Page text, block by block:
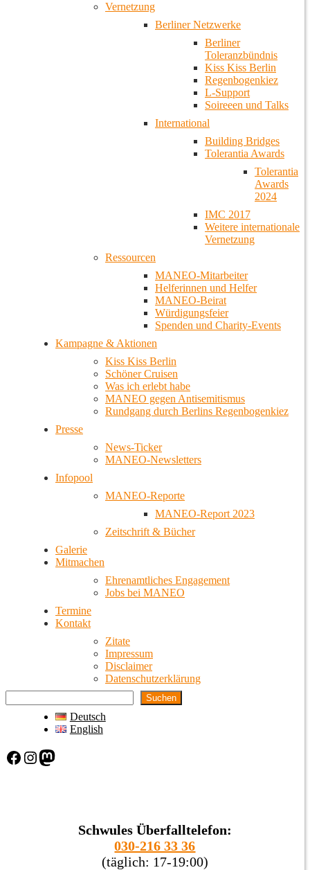
Vernetzung
Berliner Netzwerke
Berliner
Toleranzbündnis
Kiss Kiss Berlin
Regenbogenkiez
L-Support
Soireeen und Talks
International
Building Bridges
Tolerantia Awards
Tolerantia
Awards
2024
IMC 2017
Weitere internationale
Vernetzung
Ressourcen
MANEO-Mitarbeiter
Helferinnen und Helfer
MANEO-Beirat
Würdigungsfeier
Spenden und Charity-Events
Kampagne & Aktionen
Kiss Kiss Berlin
Schöner Cruisen
Was ich erlebt habe
MANEO gegen Antisemitismus
Rundgang durch Berlins Regenbogenkiez
Presse
News-Ticker
MANEO-Newsletters
Infopool
MANEO-Reporte
MANEO-Report 2023
Zeitschrift & Bücher
Galerie
Mitmachen
Ehrenamtliches Engagement
Jobs bei MANEO
Termine
Kontakt
Zitate
Impressum
Disclaimer
Datenschutzerklärung
Suchen
Deutsch
English
Facebook Instagram Mastodon
Schwules Überfalltelefon:
030-216 33 36
(täglich: 17-19:00)